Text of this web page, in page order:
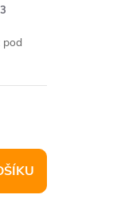
pod